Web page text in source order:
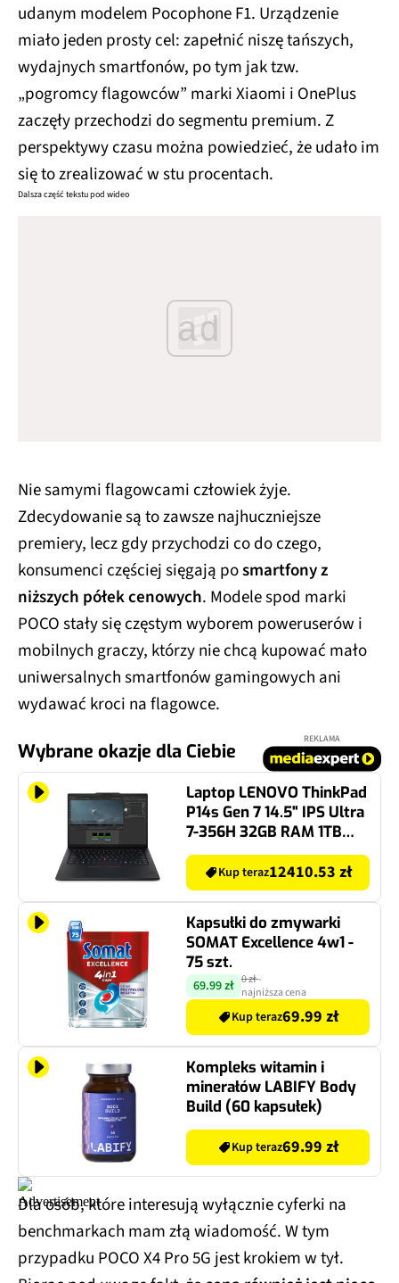
udanym modelem Pocophone F1. Urządzenie
miało jeden prosty cel: zapełnić niszę tańszych,
wydajnych smartfonów, po tym jak tzw.
„pogromcy flagowców” marki Xiaomi i OnePlus
zaczęły przechodzi do segmentu premium. Z
perspektywy czasu można powiedzieć, że udało im
się to zrealizować w stu procentach.
Dalsza część tekstu pod wideo
ad
Nie samymi flagowcami człowiek żyje.
Zdecydowanie są to zawsze najhuczniejsze
premiery, lecz gdy przychodzi co do czego,
konsumenci częściej sięgają posmartfony z
niższych półek cenowych. Modele spod marki
POCO stały się częstym wyborem poweruserów i
mobilnych graczy, którzy nie chcą kupować mało
uniwersalnych smartfonów gamingowych ani
wydawać kroci na flagowce.
Wybrane okazje dla Ciebie
REKLAMA
Laptop LENOVO ThinkPad
P14s Gen 7 14.5" IPS Ultra
7-356H 32GB RAM 1TB
SSD RTX Pro 500
Windows 11 Professional,
Funkcje AI
Kup teraz12410.53 zł
Kapsułki do zmywarki
SOMAT Excellence 4w1 -
75 szt.
69.99 zł 0 zł-
najniższa cena
Kup teraz69.99 zł
Kompleks witamin i
minerałów LABIFY Body
Build (60 kapsułek)
Kup teraz69.99 zł
Dla osób, które interesują wyłącznie cyferki na
benchmarkach mam złą wiadomość. W tym
przypadku POCO X4 Pro 5G jest krokiem w tył.